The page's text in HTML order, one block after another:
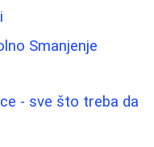
Smanjenje
- sve što treba da